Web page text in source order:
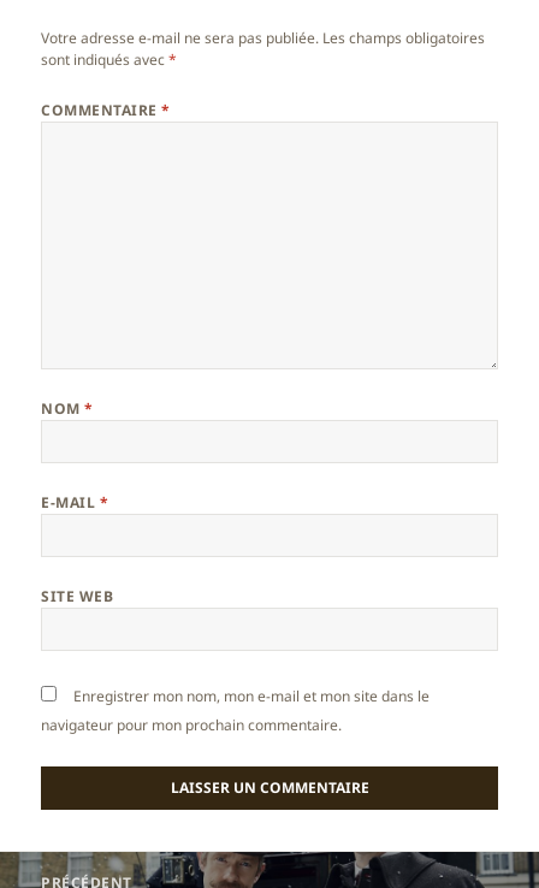
Votre adresse e-mail ne sera pas publiée. Les champs obligatoires
sont indiqués avec*
COMMENTAIRE*
NOM*
E-MAIL *
SITE WEB
Enregistrer mon nom, mon e-mail et mon site dans le
navigateur pour mon prochain commentaire.
Navigation
PRÉCÉDENT